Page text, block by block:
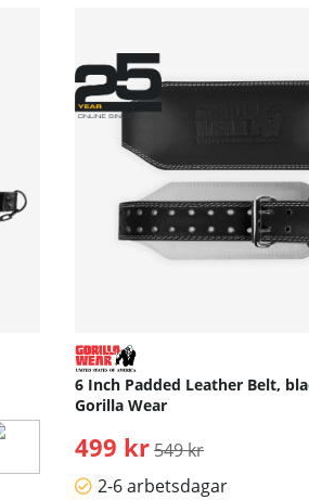
6 Inch Padded Leather Belt,
Gorilla Wear
499 kr Ordinarie pris:
549 kr
2-6 arbetsdagar